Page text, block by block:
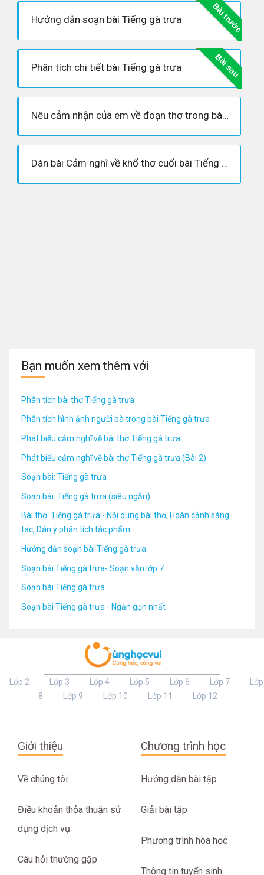
Bài trước
Hướng dẫn soạn bài Tiếng gà trưa
Bài sau
Phân tích chi tiết bài Tiếng gà trưa
Nêu cảm nhận của em về đoạn thơ trong bài thơ “Tiếng gà trưa” của Xuân Quỳnh
Dàn bài Cảm nghĩ về khổ thơ cuối bài Tiếng gà trưa chi tiết, đủ ý
Bạn muốn xem thêm với
Phân tích bài thơ Tiếng gà trưa
Phân tích hình ảnh người bà trong bài Tiếng gà trưa
Phát biểu cảm nghĩ về bài thơ Tiếng gà trưa
Phát biểu cảm nghĩ về bài thơ Tiếng gà trưa (Bài 2)
Soạn bài: Tiếng gà trưa
Soạn bài: Tiếng gà trưa (siêu ngắn)
Bài thơ: Tiếng gà trưa - Nội dung bài thơ, Hoàn cảnh sáng
tác, Dàn ý phân tích tác phẩm
Hướng dẫn soạn bài Tiếng gà trưa
Soạn bài Tiếng gà trưa- Soạn văn lớp 7
Soạn bài Tiếng gà trưa
Soạn bài Tiếng gà trưa - Ngắn gọn nhất
Lớp 2 Lớp 3 Lớp 4 Lớp 5 Lớp 6 Lớp 7
Lớp
8
Lớp 9 Lớp 10 Lớp 11 Lớp 12
Giới thiệu
Về chúng tôi
Điều khoản thỏa thuận sử
dụng dịch vụ
Câu hỏi thường gặp
Chương trình học
Hướng dẫn bài tập
Giải bài tập
Phương trình hóa học
Thông tin tuyển sinh